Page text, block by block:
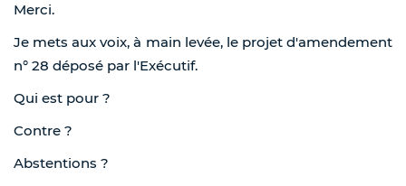
Merci.
Je mets aux voix, à main levée, le projet d'amendement
n° 28 déposé par l'Exécutif.
Qui est pour ?
Contre ?
Abstentions ?